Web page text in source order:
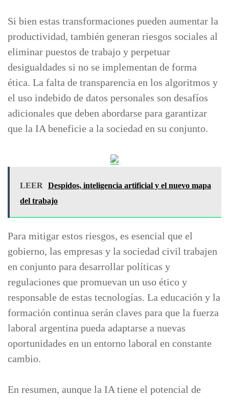
Si bien estas transformaciones pueden aumentar la
productividad, también generan riesgos sociales al
eliminar puestos de trabajo y perpetuar
desigualdades si no se implementan de forma
ética. La falta de transparencia en los algoritmos y
el uso indebido de datos personales son desafíos
adicionales que deben abordarse para garantizar
que la IA beneficie a la sociedad en su conjunto.
LEER
Despidos, inteligencia artificial y el nuevo mapa
del trabajo
Para mitigar estos riesgos, es esencial que el
gobierno, las empresas y la sociedad civil trabajen
en conjunto para desarrollar políticas y
regulaciones que promuevan un uso ético y
responsable de estas tecnologías. La educación y la
formación continua serán claves para que la fuerza
laboral argentina pueda adaptarse a nuevas
oportunidades en un entorno laboral en constante
cambio.
En resumen, aunque la IA tiene el potencial de